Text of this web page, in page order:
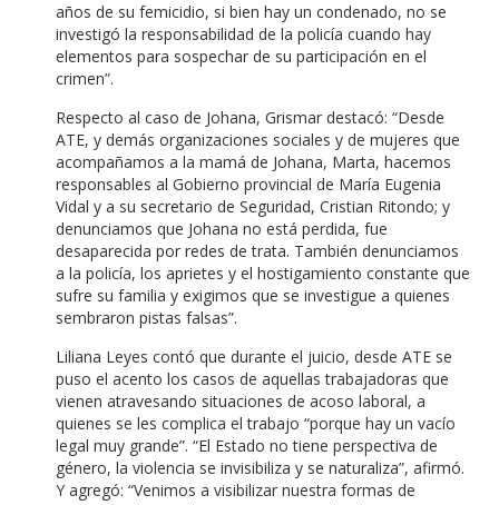
años de su femicidio, si bien hay un condenado, no se
investigó la responsabilidad de la policía cuando hay
elementos para sospechar de su participación en el
crimen”.
Respecto al caso de Johana, Grismar destacó: “Desde
ATE, y demás organizaciones sociales y de mujeres que
acompañamos a la mamá de Johana, Marta, hacemos
responsables al Gobierno provincial de María Eugenia
Vidal y a su secretario de Seguridad, Cristian Ritondo; y
denunciamos que Johana no está perdida, fue
desaparecida por redes de trata. También denunciamos
a la policía, los aprietes y el hostigamiento constante que
sufre su familia y exigimos que se investigue a quienes
sembraron pistas falsas”.
Liliana Leyes contó que durante el juicio, desde ATE se
puso el acento los casos de aquellas trabajadoras que
vienen atravesando situaciones de acoso laboral, a
quienes se les complica el trabajo “porque hay un vacío
legal muy grande”. “El Estado no tiene perspectiva de
género, la violencia se invisibiliza y se naturaliza”, afirmó.
Y agregó: “Venimos a visibilizar nuestra formas de